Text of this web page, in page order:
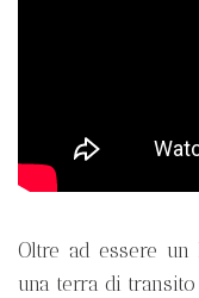
Oltre ad essere un
una terra di